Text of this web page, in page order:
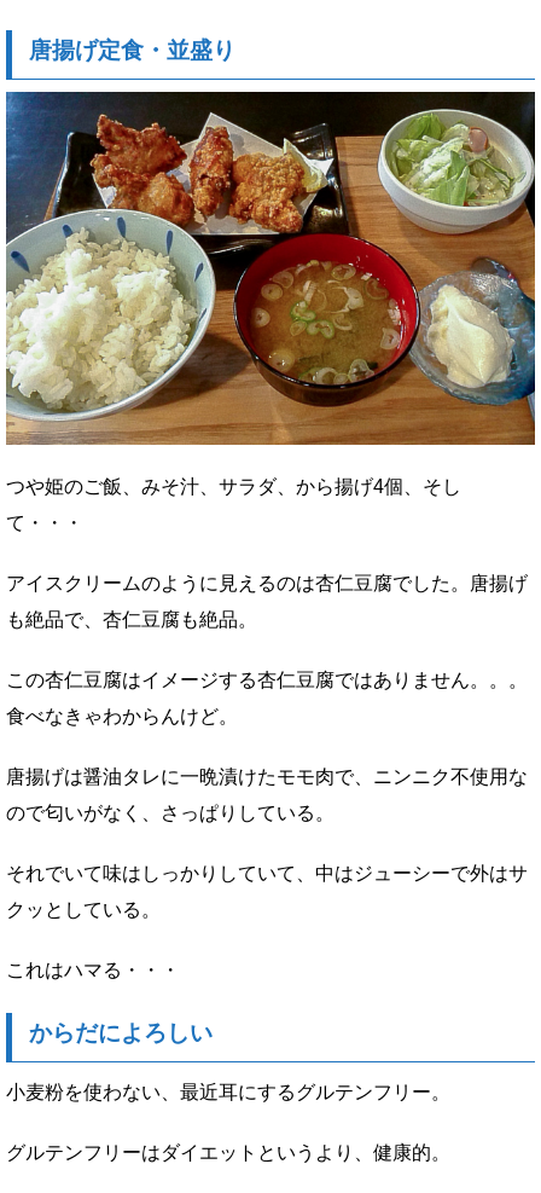
唐揚げ定食・並盛り
つや姫のご飯、みそ汁、サラダ、から揚げ4個、そし
て・・・
アイスクリームのように見えるのは杏仁豆腐でした。唐揚げ
も絶品で、杏仁豆腐も絶品。
この杏仁豆腐はイメージする杏仁豆腐ではありません。。。
食べなきゃわからんけど。
唐揚げは醤油タレに一晩漬けたモモ肉で、ニンニク不使用な
ので匂いがなく、さっぱりしている。
それでいて味はしっかりしていて、中はジューシーで外はサ
クッとしている。
これはハマる・・・
からだによろしい
小麦粉を使わない、最近耳にするグルテンフリー。
グルテンフリーはダイエットというより、健康的。